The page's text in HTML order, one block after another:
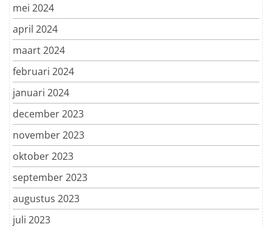
mei 2024
april 2024
maart 2024
februari 2024
januari 2024
december 2023
november 2023
oktober 2023
september 2023
augustus 2023
juli 2023